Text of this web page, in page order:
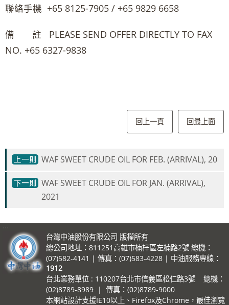
聯絡手機 +65 8125-7905 / +65 9829 6658
備 註 PLEASE SEND OFFER DIRECTLY TO FAX
NO. +65 6327-9838
回上一頁 回最上面
WAF SWEET CRUDE OIL FOR FEB. (ARRIVAL), 20
WAF SWEET CRUDE OIL FOR JAN. (ARRIVAL),
2021
台灣中油股份有限公司 版權所有
總公司地址：811251高雄市楠梓區左楠路2號 總機：
(07)582-4141 | 傳真：(07)583-4228 | 中油服務專線：
1912
台北業務單位 : 110207台北市信義區松仁路3號 總機：
(02)8789-8989 | 傳真：(02)8789-9000
本網站設計支援IE10以上、Firefox及Chrome，最佳瀏覽